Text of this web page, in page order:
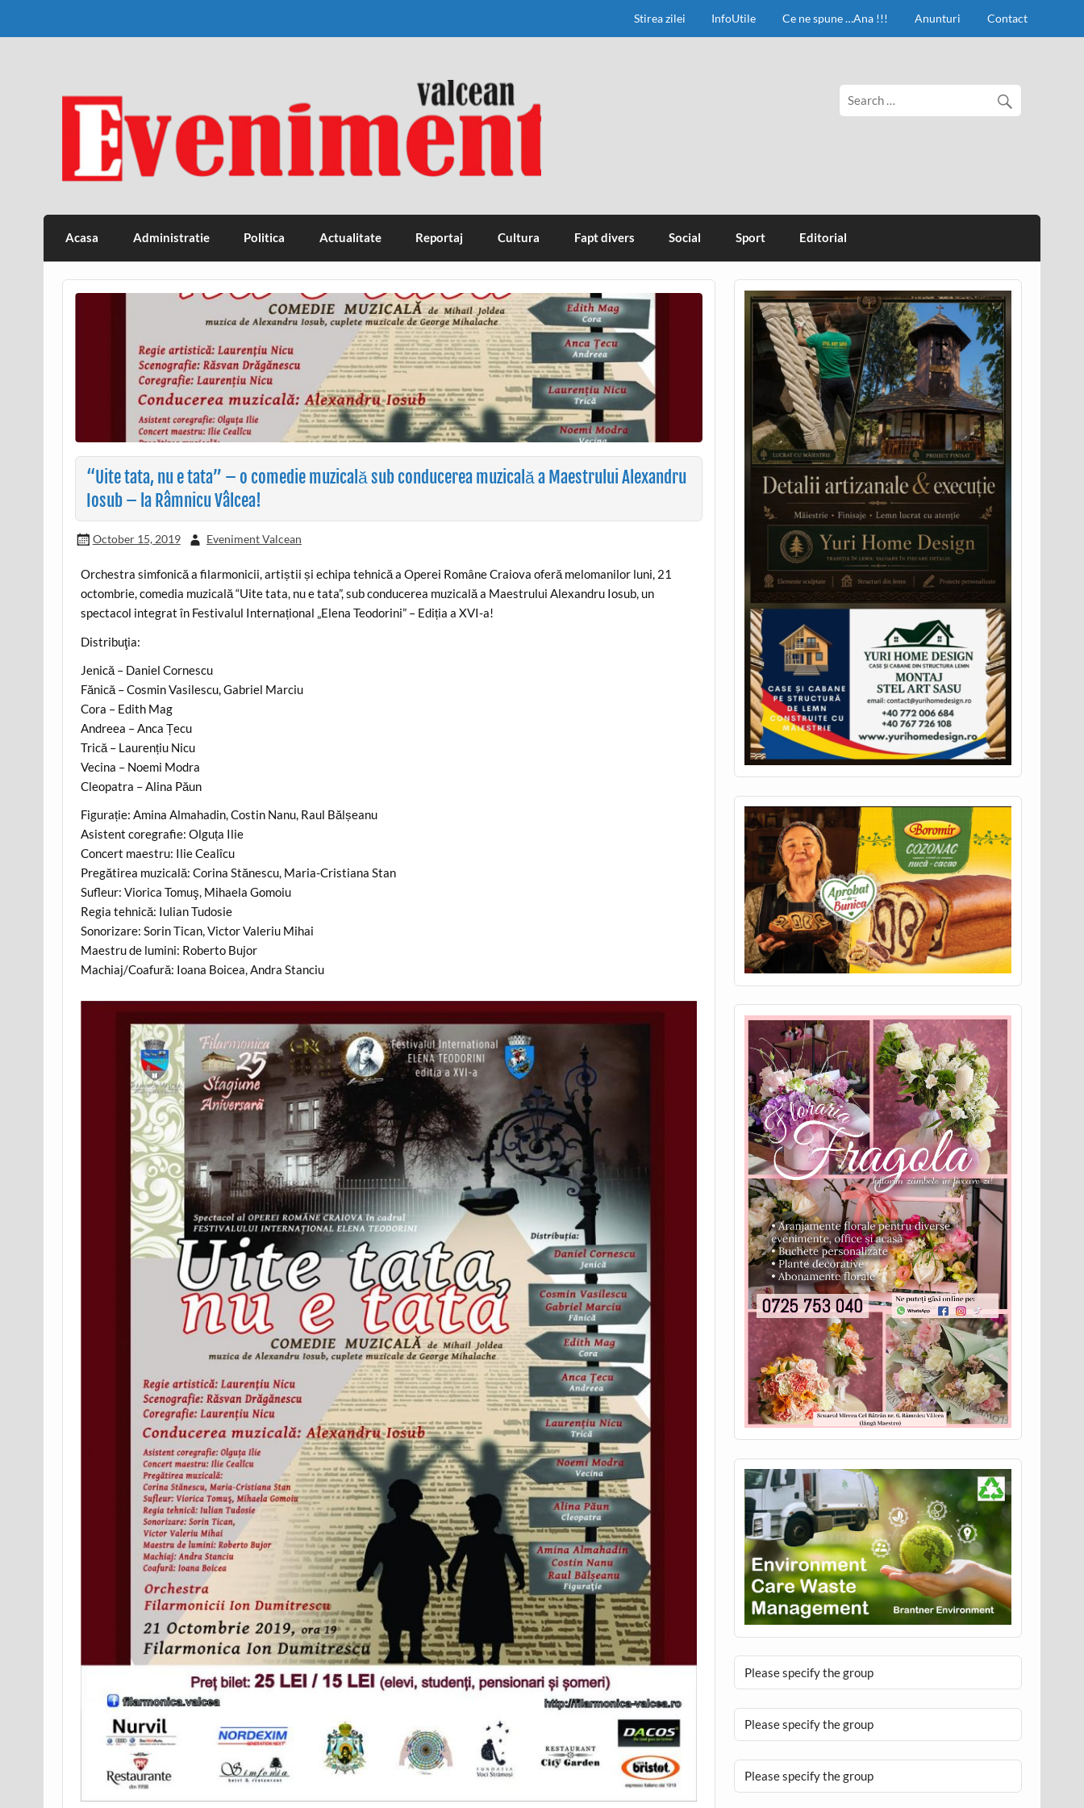
Stirea zilei InfoUtile Ce ne spune …Ana !!! Anunturi Contact
Eveniment Valcean
Acasa Administratie Politica Actualitate Reportaj Cultura Fapt divers Social Sport Editorial
“Uite tata, nu e tata” – o comedie muzicală sub conducerea muzicală a Maestrului Alexandru
Iosub – la Râmnicu Vâlcea!
October 15, 2019 Eveniment Valcean
Orchestra simfonică a filarmonicii, artiștii și echipa tehnică a Operei Române Craiova oferă melomanilor luni, 21
octombrie, comedia muzicală “Uite tata, nu e tata”, sub conducerea muzicală a Maestrului Alexandru Iosub, un
spectacol integrat în Festivalul Internațional „Elena Teodorini” – Ediția a XVI-a!
Distribuţia:
Jenică – Daniel Cornescu
Fănică – Cosmin Vasilescu, Gabriel Marciu
Cora – Edith Mag
Andreea – Anca Țecu
Trică – Laurențiu Nicu
Vecina – Noemi Modra
Cleopatra – Alina Păun
Figurație: Amina Almahadin, Costin Nanu, Raul Bălșeanu
Asistent coregrafie: Olguța Ilie
Concert maestru: Ilie Cealîcu
Pregătirea muzicală: Corina Stănescu, Maria-Cristiana Stan
Sufleur: Viorica Tomuş, Mihaela Gomoiu
Regia tehnică: Iulian Tudosie
Sonorizare: Sorin Tican, Victor Valeriu Mihai
Maestru de lumini: Roberto Bujor
Machiaj/Coafură: Ioana Boicea, Andra Stanciu
Please specify the group
Please specify the group
Please specify the group